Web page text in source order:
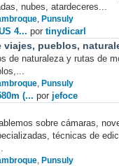
nubes, atardeceres...
, Punsuly
4... por tinydicarl
viajes, pueblos,
de naturaleza y rutas de
, Punsuly
(... por jefoce
sobre cámaras,
técnicas de
, Punsuly